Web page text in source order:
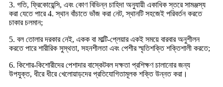
3. গতি, ফ্রিকোয়েন্সি, এবং কোণ বিভিন্ন চাহিদা অনুযায়ী একাধিক স্তরে সামঞ্জস্য
করা যেতে পারে 4. স্থান বাঁচাতে ভাঁজ করা নেট, স্থানটি সহজেই পরিবর্তন করতে
চাকার চলমান;
5. বল তোলার দরকার নেই, একক বা মাল্টি-প্লেয়ার একই সময়ে বারবার অনুশীলন
করতে পারে শারীরিক সুস্থতা, সহনশীলতা এবং পেশীর স্মৃতিশক্তি শক্তিশালী করতে;
6. কিশোর-কিশোরীদের পেশাদার বাস্কেটবল দক্ষতা প্রশিক্ষণ চালানোর জন্য
উপযুক্ত, ধীরে ধীরে খেলোয়াড়দের প্রতিযোগিতামূলক শক্তি উন্নত করা।